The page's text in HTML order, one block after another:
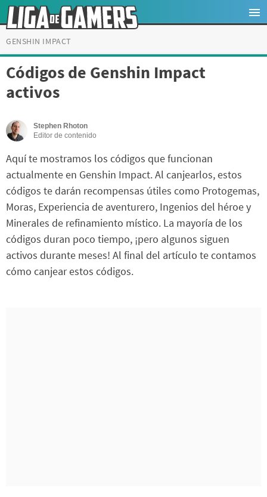
GENSHIN IMPACT
Códigos de Genshin Impact
activos
Stephen Rhoton
Editor de contenido
Aquí te mostramos los códigos que funcionan
actualmente en Genshin Impact. Al canjearlos, estos
códigos te darán recompensas útiles como Protogemas,
Moras, Experiencia de aventurero, Ingenios del héroe y
Minerales de refinamiento místico. La mayoría de los
códigos duran poco tiempo, ¡pero algunos siguen
activos durante meses! Al final del artículo te contamos
cómo canjear estos códigos.